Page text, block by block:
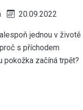
20.09.2022
jednou v životě
s příchodem
pokožka začíná trpět?